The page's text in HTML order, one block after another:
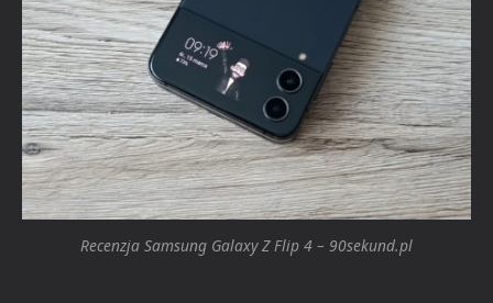
Recenzja Samsung Galaxy Z Flip 4 – 90sekund.pl